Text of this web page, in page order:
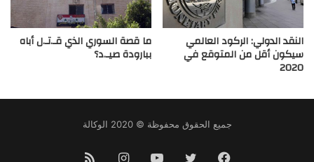
النقد الدولي: الركود العالمي
سيكون أقل من المتوقع في
2020
ما قصة السوري الذي قـ.تـ.ل أباه
ببارودة صيـ.د؟
جميع الحقوق محفوظة © 2020 الوكالة
فيسبوك تويتر يوتيوب انستقرام